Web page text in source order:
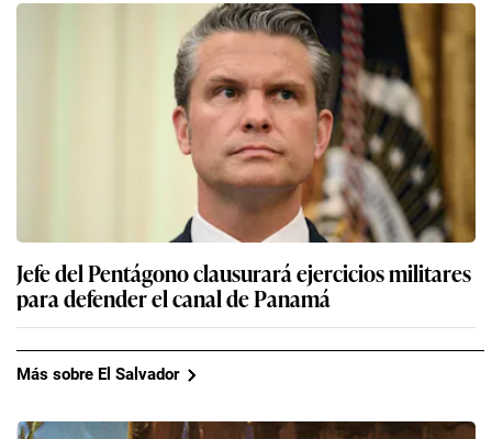
Jefe del Pentágono clausurará ejercicios militares
para defender el canal de Panamá
Más sobre El Salvador